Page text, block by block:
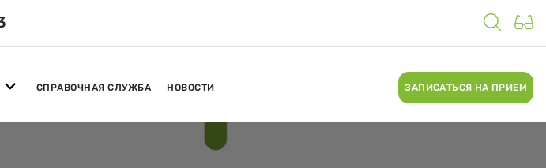
СПРАВОЧНАЯ СЛУЖБА НОВОСТИ ЗАПИСАТЬСЯ НА ПРИЕМ